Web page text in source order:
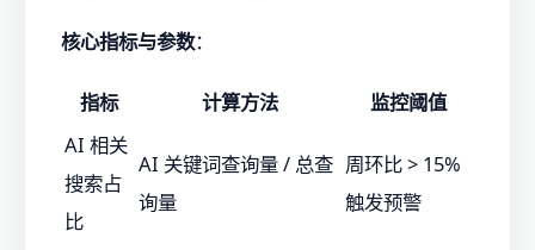
核心指标与参数：
指标 计算方法
监控阈值
AI 相关
搜索占
比
AI 关键词查询量 / 总查
询量
周环比 > 15%
触发预警